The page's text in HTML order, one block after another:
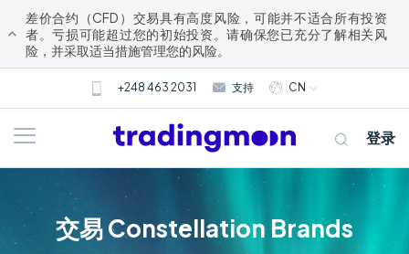
差价合约（CFD）交易具有高度风险，可能并不适合所有投资
者。亏损可能超过您的初始投资。请确保您已充分了解相关风
险，并采取适当措施管理您的风险。
+248 463 2031 支持 CN
登录
交易 Constellation Brands